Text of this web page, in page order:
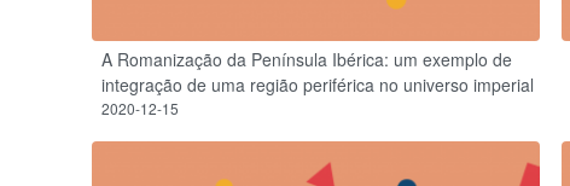
A Romanização da Península Ibérica: um exemplo de
integração de uma região periférica no universo imperial
2020-12-15